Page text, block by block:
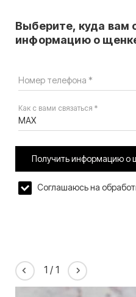
Выберите, куда вам
информацию о
Номер телефона *
Как с вами связаться *
MAX
Получить информацию о
Соглашаюсь на
1 / 1